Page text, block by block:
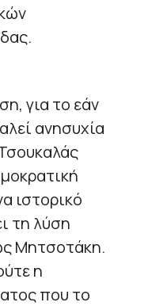
για το εάν
ανησυχία
ιστορικό
τη λύση
Μητσοτάκη.
η
που το